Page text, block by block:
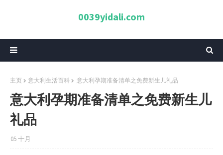
0039yidali.com
主页 意大利生活百科 意大利孕期准备清单之免费新生儿礼品
意大利孕期准备清单之免费新生儿
礼品
05 十月